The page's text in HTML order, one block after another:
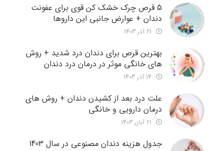
5 قرص چرک خشک کن قوی برای عفونت
دندان + عوارض جانبی این داروها
بهترین قرص برای دندان درد شدید + روش
های خانگی موثر در درمان درد دندان
علت درد بعد از کشیدن دندان + روش های
درمان دارویی و خانگی
جدول هزینه دندان مصنوعی در سال 1403